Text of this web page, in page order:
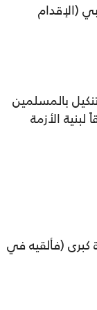
(الإقدام
بالمسلمين
الأزمة
كبرى (فألقيه في